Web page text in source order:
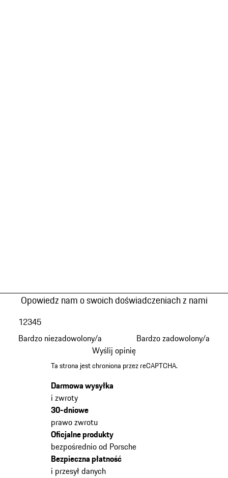
Opowiedz nam o swoich doświadczeniach z nami
Bardzo niezadowolony/a
12345
Bardzo zadowolony/a
Wyślij opinię
Ta strona jest chroniona przez reCAPTCHA.
Darmowa wysyłka
i zwroty
30-dniowe
prawo zwrotu
Oficjalne produkty
bezpośrednio od Porsche
Bezpieczna płatność
i przesył danych